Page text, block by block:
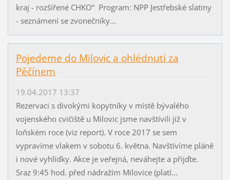
kraj - rozšířené CHKO“ Program: NPP Jestřebské slatiny
- seznámení se zvonečníky...
Pojedeme do Milovic a ohlédnutí za
Pěčínem
19.04.2017 13:37
Rezervaci s divokými kopytníky v místě bývalého
vojenského cvičiště u Milovic jsme navštívili již v
loňském roce (viz report). V roce 2017 se sem
vypravíme vlakem v sobotu 6. května. Navštívíme pláně
i nové vyhlídky. Akce je veřejná, neváhejte a přijďte.
Sraz 9:45 hod. před nádražím Milovice (platí...